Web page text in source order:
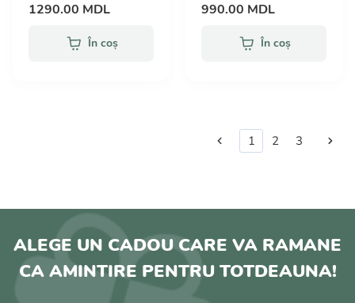
1290.00 MDL
În coș
990.00 MDL
În coș
1 2 3
ALEGE UN CADOU CARE VA RAMANE
CA AMINTIRE PENTRU TOTDEAUNA!